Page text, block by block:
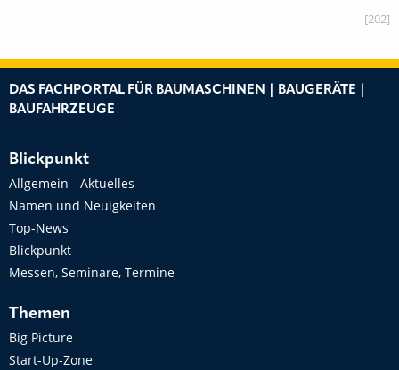
[202]
DAS FACHPORTAL FÜR BAUMASCHINEN | BAUGERÄTE |
BAUFAHRZEUGE
Blickpunkt
Allgemein - Aktuelles
Namen und Neuigkeiten
Top-News
Blickpunkt
Messen, Seminare, Termine
Themen
Big Picture
Start-Up-Zone